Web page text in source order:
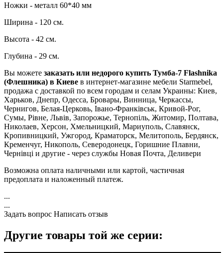
Ножки - металл 60*40 мм
Ширина - 120 см.
Высота - 42 см.
Глубина - 29 см.
Вы можете заказать или недорого купить Тумба-7 Flashnika
(Флешника) в Киеве в интернет-магазине мебели Starmebel,
продажа с доставкой по всем городам и селам Украины: Киев,
Харьков, Днепр, Одесса, Бровары, Винница, Черкассы,
Чернигов, Белая-Церковь, Івано-Франківськ, Кривой-Рог,
Сумы, Рівне, Львів, Запорожье, Тернопіль, Житомир, Полтава,
Николаев, Херсон, Хмельницкий, Мариуполь, Славянск,
Кропивницкий, Ужгород, Краматорск, Мелитополь, Бердянск,
Кременчуг, Никополь, Северодонецк, Горишние Плавни,
Чернівці и другие - через службы Новая Почта, Деливери
Возможна оплата наличными или картой, частичная
предоплата и наложенный платеж.
...
...
Задать вопрос Написать отзыв
Другие товары той же серии: